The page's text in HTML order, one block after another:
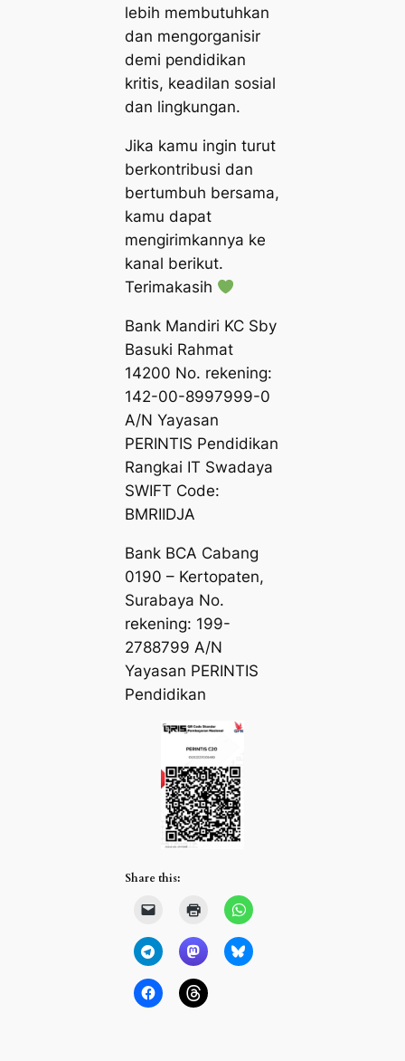
lebih membutuhkan
dan mengorganisir
demi pendidikan
kritis, keadilan sosial
dan lingkungan.
Jika kamu ingin turut
berkontribusi dan
bertumbuh bersama,
kamu dapat
mengirimkannya ke
kanal berikut.
Terimakasih
Bank Mandiri KC Sby
Basuki Rahmat
14200 No. rekening:
142-00-8997999-0
A/N Yayasan
PERINTIS Pendidikan
Rangkai IT Swadaya
SWIFT Code:
BMRIIDJA
Bank BCA Cabang
0190 – Kertopaten,
Surabaya No.
rekening: 199-
2788799 A/N
Yayasan PERINTIS
Pendidikan
Share this: